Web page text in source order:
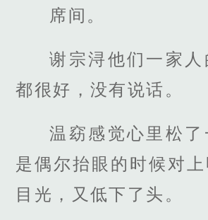
席间。
谢宗浔他们一家人
都很好，没有说话。
温窈感觉心里松
是偶尔抬眼的时候对
目光，又低下了头。